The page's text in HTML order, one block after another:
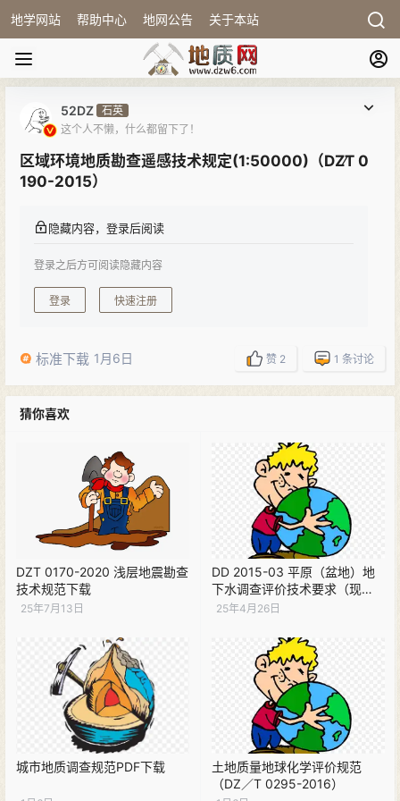
地学网站 帮助中心 地网公告 关于本站
52DZ 石英
这个人不懒，什么都留下了！
区域环境地质勘查遥感技术规定(1:50000)（DZ∕T 0
190-2015）
隐藏内容，登录后阅读
登录之后方可阅读隐藏内容
登录 快速注册
标准下载 1月6日 赞 2 1 条讨论
猜你喜欢
DZT 0170-2020 浅层地震勘查
技术规范下载
25年7月13日
DD 2015-03 平原（盆地）地
下水调查评价技术要求（现
行）PDF下载
25年4月26日
城市地质调查规范PDF下载
土地质量地球化学评价规范
（DZ／T 0295-2016）